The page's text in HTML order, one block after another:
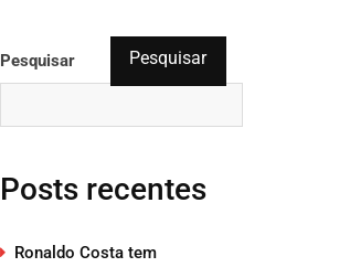
Pesquisar Pesquisar
Posts recentes
Ronaldo Costa tem